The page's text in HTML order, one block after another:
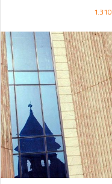
1٬310